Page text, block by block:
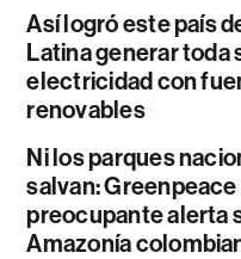
Así logró este país
Latina generar toda
electricidad con
renovables
Ni los parques
salvan:
preocupante alerta
Amazonía